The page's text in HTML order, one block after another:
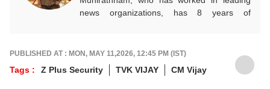
news organizations, has 8 years of
completing his studies in Mechanical
Engineering. He researches and provides
accurate and detailed updated news on
PUBLISHED AT : MON, MAY 11,2026, 12:45 PM (IST)
Tags : Z Plus Security TVK VIJAY CM Vijay